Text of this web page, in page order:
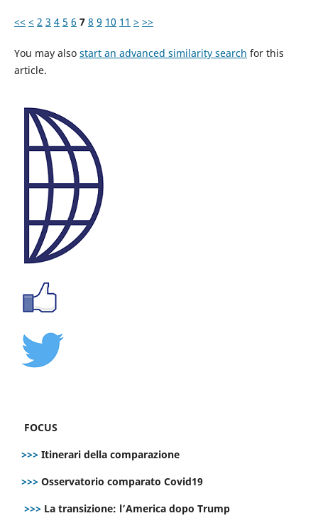
<< < 2 3 4 5 6 7 8 9 10 11 > >>
You may also start an advanced similarity search for this
article.
FOCUS
>>> Itinerari della comparazione
>>> Osservatorio comparato Covid19
>>> La transizione: l’America dopo Trump